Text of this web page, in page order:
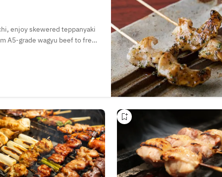
enjoy skewered teppanyaki
A5-grade wagyu beef to fresh